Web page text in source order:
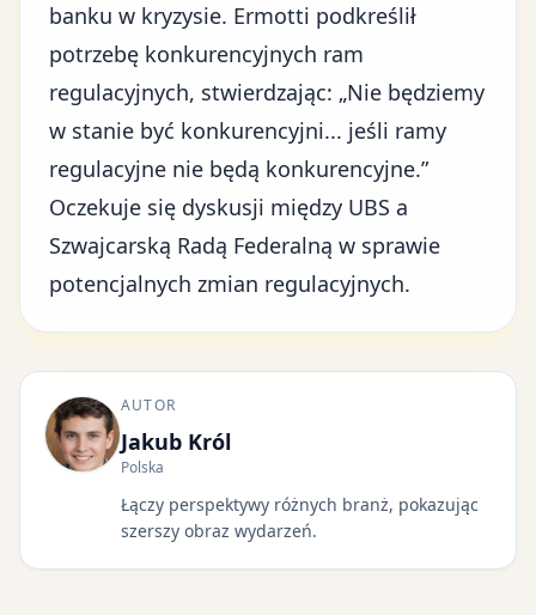
banku w kryzysie. Ermotti podkreślił
potrzebę konkurencyjnych ram
regulacyjnych, stwierdzając: „Nie będziemy
w stanie być konkurencyjni... jeśli ramy
regulacyjne nie będą konkurencyjne.”
Oczekuje się dyskusji między UBS a
Szwajcarską Radą Federalną w sprawie
potencjalnych zmian regulacyjnych.
AUTOR
Jakub Król
Polska
Łączy perspektywy różnych branż, pokazując
szerszy obraz wydarzeń.